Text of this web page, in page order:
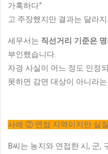
가혹하다”
고 주장했지만 결과는 달라
세무서는 직선거리 기준은
부인했습니다.
자경 사실이 어느 정도 인정
못하면 감면 대상이 아니라
사례 ② 연접 지역이지만 실
B씨는 농지와 연접한 시, 군,